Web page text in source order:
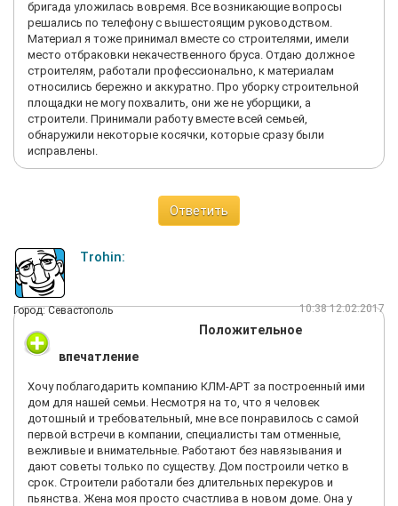
бригада уложилась вовремя. Все возникающие вопросы
решались по телефону с вышестоящим руководством.
Материал я тоже принимал вместе со строителями, имели
место отбраковки некачественного бруса. Отдаю должное
строителям, работали профессионально, к материалам
относились бережно и аккуратно. Про уборку строительной
площадки не могу похвалить, они же не уборщики, а
строители. Принимали работу вместе всей семьей,
обнаружили некоторые косячки, которые сразу были
исправлены.
Ответить
Trohin:
Город: Севастополь 10:38 12.02.2017
Положительное
впечатление
Хочу поблагодарить компанию КЛМ-АРТ за построенный ими
дом для нашей семьи. Несмотря на то, что я человек
дотошный и требовательный, мне все понравилось с самой
первой встречи в компании, специалисты там отменные,
вежливые и внимательные. Работают без навязывания и
дают советы только по существу. Дом построили четко в
срок. Строители работали без длительных перекуров и
пьянства. Жена моя просто счастлива в новом доме. Она у